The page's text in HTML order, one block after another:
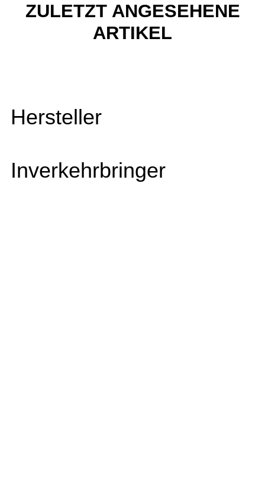
ZULETZT ANGESEHENE
ARTIKEL
Hersteller
Inverkehrbringer